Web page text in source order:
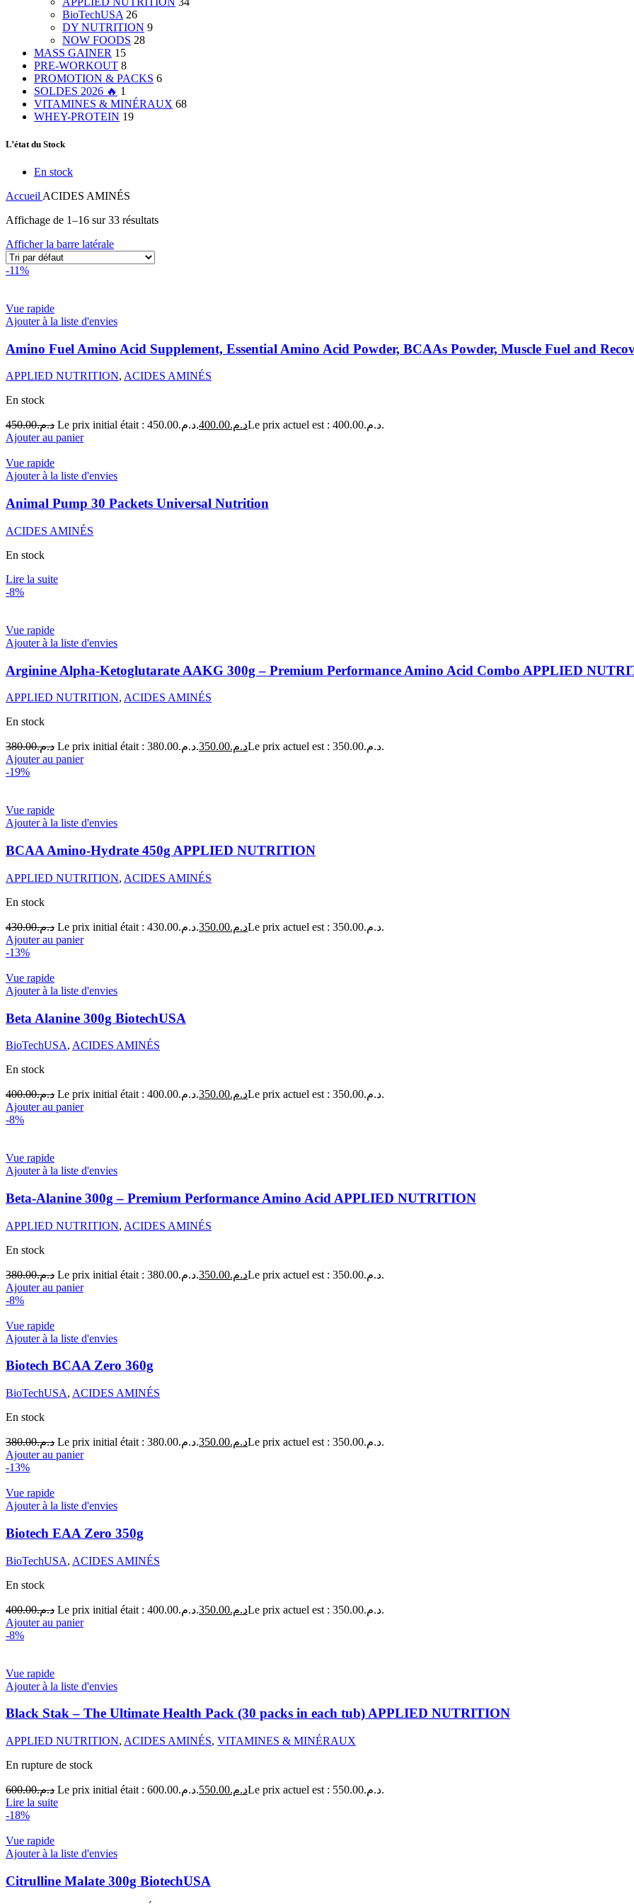
BioTechUSA 26
DY NUTRITION 9
NOW FOODS 28
MASS GAINER 15
PRE-WORKOUT 8
PROMOTION & PACKS 6
SOLDES 2026 🔥 1
VITAMINES & MINÉRAUX 68
WHEY-PROTEIN 19
L’état du Stock
En stock
Accueil ACIDES AMINÉS
Affichage de 1–16 sur 33 résultats
Afficher la barre latérale
-11%
Vue rapide
Ajouter à la liste d'envies
Amino Fuel Amino Acid Supplement, Essential Amino Acid Powder, BCAAs Powder, Muscle Fuel and
APPLIED NUTRITION, ACIDES AMINÉS
En stock
د.م.450.00 Le prix initial était : د.م.450.00. د.م.400.00
Le prix actuel est : د.م.400.00.
Ajouter au panier
Vue rapide
Ajouter à la liste d'envies
Animal Pump 30 Packets Universal Nutrition
ACIDES AMINÉS
En stock
Lire la suite
-8%
Vue rapide
Ajouter à la liste d'envies
Arginine Alpha-Ketoglutarate AAKG 300g – Premium Performance Amino Acid Combo APPLIED
APPLIED NUTRITION, ACIDES AMINÉS
En stock
د.م.380.00 Le prix initial était : د.م.380.00. د.م.350.00
Le prix actuel est : د.م.350.00.
Ajouter au panier
-19%
Vue rapide
Ajouter à la liste d'envies
BCAA Amino-Hydrate 450g APPLIED NUTRITION
APPLIED NUTRITION, ACIDES AMINÉS
En stock
د.م.430.00 Le prix initial était : د.م.430.00. د.م.350.00
Le prix actuel est : د.م.350.00.
Ajouter au panier
-13%
Vue rapide
Ajouter à la liste d'envies
Beta Alanine 300g BiotechUSA
BioTechUSA, ACIDES AMINÉS
En stock
د.م.400.00 Le prix initial était : د.م.400.00. د.م.350.00
Le prix actuel est : د.م.350.00.
Ajouter au panier
-8%
Vue rapide
Ajouter à la liste d'envies
Beta-Alanine 300g – Premium Performance Amino Acid APPLIED NUTRITION
APPLIED NUTRITION, ACIDES AMINÉS
En stock
د.م.380.00 Le prix initial était : د.م.380.00. د.م.350.00
Le prix actuel est : د.م.350.00.
Ajouter au panier
-8%
Vue rapide
Ajouter à la liste d'envies
Biotech BCAA Zero 360g
BioTechUSA, ACIDES AMINÉS
En stock
د.م.380.00 Le prix initial était : د.م.380.00. د.م.350.00
Le prix actuel est : د.م.350.00.
Ajouter au panier
-13%
Vue rapide
Ajouter à la liste d'envies
Biotech EAA Zero 350g
BioTechUSA, ACIDES AMINÉS
En stock
د.م.400.00 Le prix initial était : د.م.400.00. د.م.350.00
Le prix actuel est : د.م.350.00.
Ajouter au panier
-8%
Vue rapide
Ajouter à la liste d'envies
Black Stak – The Ultimate Health Pack (30 packs in each tub) APPLIED NUTRITION
APPLIED NUTRITION, ACIDES AMINÉS, VITAMINES & MINÉRAUX
En rupture de stock
د.م.600.00 Le prix initial était : د.م.600.00. د.م.550.00
Le prix actuel est : د.م.550.00.
Lire la suite
-18%
Vue rapide
Ajouter à la liste d'envies
Citrulline Malate 300g BiotechUSA